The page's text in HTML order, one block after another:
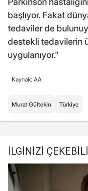
başlıyor. Fakat
tedaviler de
destekli tedavilerin
uygulanıyor."
Kaynak: AA
Murat Gültekin Türkiye